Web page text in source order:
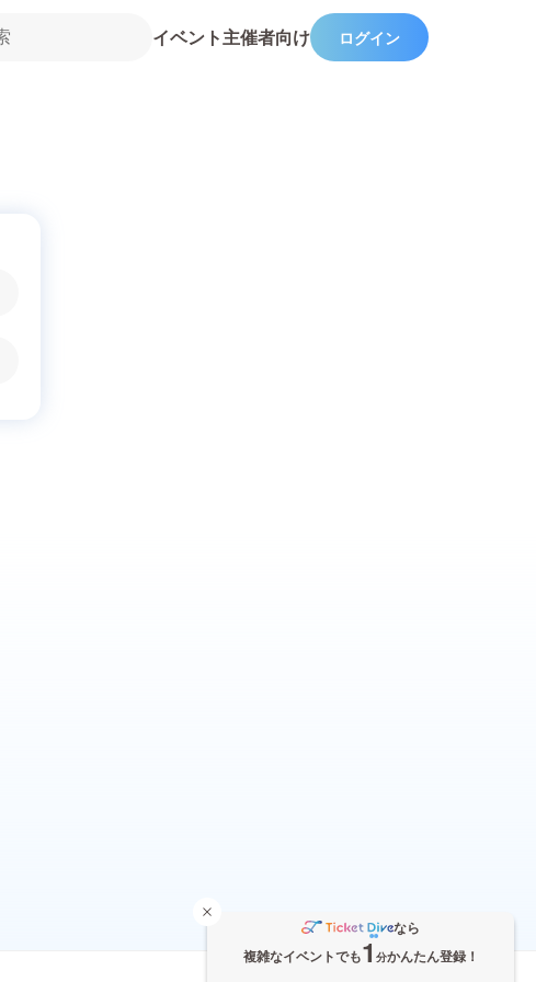
イベント主催者向け ログイン
なら
複雑なイベントでも1 分かんたん登録！